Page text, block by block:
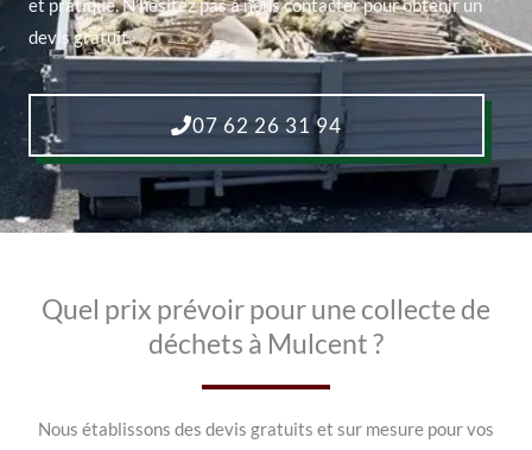
et pratique. N’hésitez pas à nous contacter pour obtenir un
devis gratuit.
07 62 26 31 94
Quel prix prévoir pour une collecte de
déchets à Mulcent ?
Nous établissons des devis gratuits et sur mesure pour vos